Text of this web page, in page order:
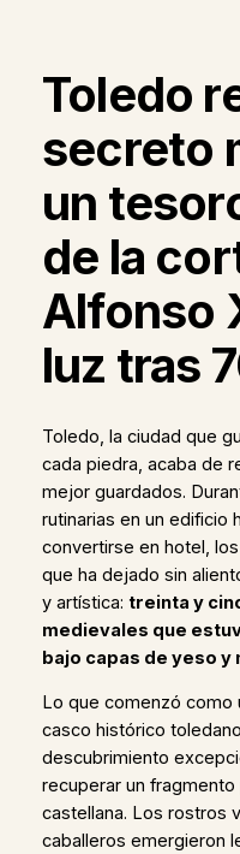
Toledo
secreto
un
de la
Alfonso
luz tras
Toledo, la ciudad que
cada piedra, acaba de
mejor guardados.
rutinarias en un edificio
convertirse en hotel,
que ha dejado sin
y artística: treinta y
medievales que
bajo capas de yeso
Lo que comenzó como
casco histórico
descubrimiento
recuperar un
castellana. Los rostros
caballeros emergieron